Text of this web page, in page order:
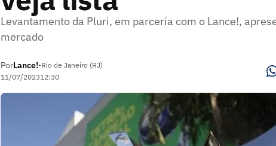
Levantamento da Pluri, em parceria com o Lance!,
mercado
PorLance!•Rio de Janeiro (RJ)
11/07/202312:30